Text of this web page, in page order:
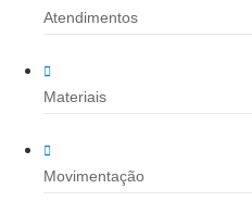
Atendimentos
Materiais
Movimentação